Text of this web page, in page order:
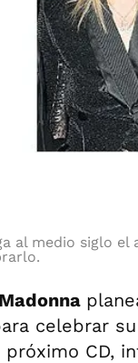
al medio siglo el
Madonna
celebrar
CD,